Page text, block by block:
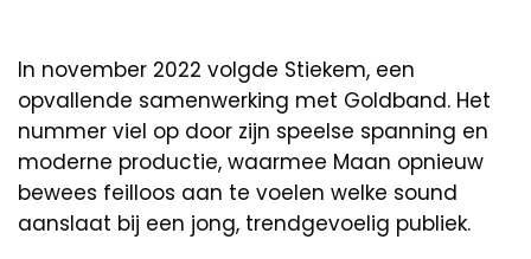
In november 2022 volgde Stiekem, een
opvallende samenwerking met Goldband. Het
nummer viel op door zijn speelse spanning en
moderne productie, waarmee Maan opnieuw
bewees feilloos aan te voelen welke sound
aanslaat bij een jong, trendgevoelig publiek.